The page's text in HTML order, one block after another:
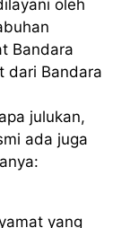
oleh
Bandara
dari Bandara
julukan,
ada juga
yang